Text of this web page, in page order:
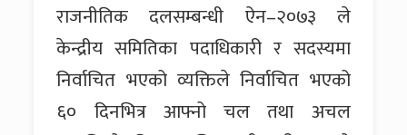
राजनीतिक दलसम्बन्धी ऐन–२०७३ ले
केन्द्रीय समितिका पदाधिकारी र सदस्यमा
निर्वाचित भएको व्यक्तिले निर्वाचित भएको
६० दिनभित्र आफ्नो चल तथा अचल